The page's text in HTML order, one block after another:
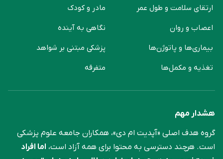
ارتقای سلامت و طول عمر
اعصاب و روان
بیماری‌ها و پاتوژن‌ها
تغذیه و مکمل‌ها
مادر و کودک
نگاهی به آینده
پزشکی مبتنی بر شواهد
متفرقه
هشدار مهم
گروه هدف اصلی «آپدیت ام دی»، همکاران جامعه علوم ‌پزشکی
است. هرچند دسترسی به محتوا برای همه آزاد است، اما افراد